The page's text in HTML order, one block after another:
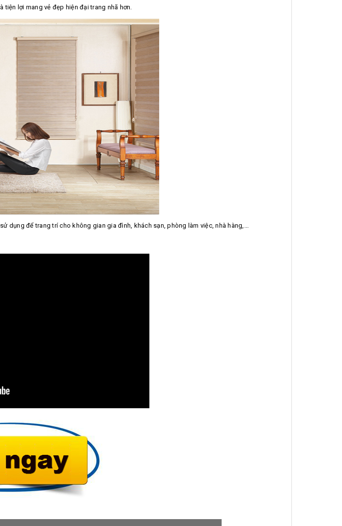
lợi mang vẻ đẹp hiện đại trang nhã hơn.
dụng để trang trí cho không gian gia đình, khách sạn, phòng làm việc, nhà hàng,...